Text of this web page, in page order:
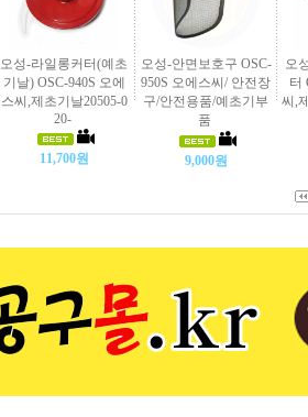
오성-라일롱커터(예초
기날) OSC-940S 오에
스씨,제초기날20505-0
20-
11,700원
오성-안면보호구 OSC-
950S 오에스씨/ 안전장
구/안전용품/예초기부
품
9,000원
오
터
씨,